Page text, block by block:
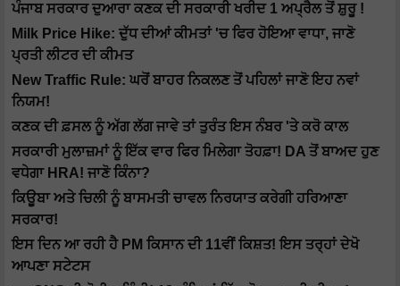
ਪੰਜਾਬ ਸਰਕਾਰ ਦੁਆਰਾ ਕਣਕ ਦੀ ਸਰਕਾਰੀ ਖਰੀਦ 1 ਅਪ੍ਰੈਲ ਤੋਂ ਸ਼ੁਰੂ !
Milk Price Hike: ਦੁੱਧ ਦੀਆਂ ਕੀਮਤਾਂ 'ਚ ਫਿਰ ਹੋਇਆ ਵਾਧਾ, ਜਾਣੋ
ਪ੍ਰਤੀ ਲੀਟਰ ਦੀ ਕੀਮਤ
New Traffic Rule: ਘਰੋਂ ਬਾਹਰ ਨਿਕਲਣ ਤੋਂ ਪਹਿਲਾਂ ਜਾਣੋ ਇਹ ਨਵਾਂ
ਨਿਯਮ!
ਕਣਕ ਦੀ ਫ਼ਸਲ ਨੂੰ ਅੱਗ ਲੱਗ ਜਾਵੇ ਤਾਂ ਤੁਰੰਤ ਇਸ ਨੰਬਰ 'ਤੇ ਕਰੋ ਕਾਲ
ਸਰਕਾਰੀ ਮੁਲਾਜ਼ਮਾਂ ਨੂੰ ਇੱਕ ਵਾਰ ਫਿਰ ਮਿਲੇਗਾ ਤੋਹਫ਼ਾ! DA ਤੋਂ ਬਾਅਦ ਹੁਣ
ਵਧੇਗਾ HRA! ਜਾਣੋ ਕਿੰਨਾ?
ਕਿਊਬਾ ਅਤੇ ਚਿਲੀ ਨੂੰ ਬਾਸਮਤੀ ਚਾਵਲ ਨਿਰਯਾਤ ਕਰੇਗੀ ਹਰਿਆਣਾ
ਸਰਕਾਰ!
ਇਸ ਦਿਨ ਆ ਰਹੀ ਹੈ PM ਕਿਸਾਨ ਦੀ 11ਵੀਂ ਕਿਸ਼ਤ! ਇਸ ਤਰ੍ਹਾਂ ਦੇਖੋ
ਆਪਣਾ ਸਟੇਟਸ